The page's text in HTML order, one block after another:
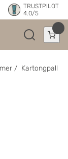
TRUSTPILOT
4.0/5
/ Kartongpall